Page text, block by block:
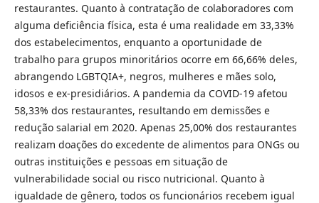
restaurantes. Quanto à contratação de colaboradores com
alguma deficiência física, esta é uma realidade em 33,33%
dos estabelecimentos, enquanto a oportunidade de
trabalho para grupos minoritários ocorre em 66,66% deles,
abrangendo LGBTQIA+, negros, mulheres e mães solo,
idosos e ex-presidiários. A pandemia da COVID-19 afetou
58,33% dos restaurantes, resultando em demissões e
redução salarial em 2020. Apenas 25,00% dos restaurantes
realizam doações do excedente de alimentos para ONGs ou
outras instituições e pessoas em situação de
vulnerabilidade social ou risco nutricional. Quanto à
igualdade de gênero, todos os funcionários recebem igual